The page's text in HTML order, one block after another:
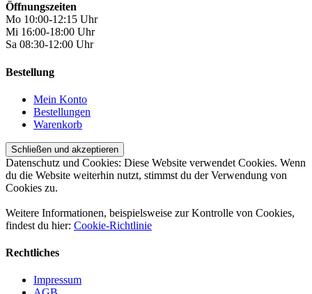
Öffnungszeiten
Mo 10:00-12:15 Uhr
Mi 16:00-18:00 Uhr
Sa 08:30-12:00 Uhr
Bestellung
Mein Konto
Bestellungen
Warenkorb
Datenschutz und Cookies: Diese Website verwendet Cookies. Wenn
du die Website weiterhin nutzt, stimmst du der Verwendung von
Cookies zu.
Weitere Informationen, beispielsweise zur Kontrolle von Cookies,
findest du hier: Cookie-Richtlinie
Rechtliches
Impressum